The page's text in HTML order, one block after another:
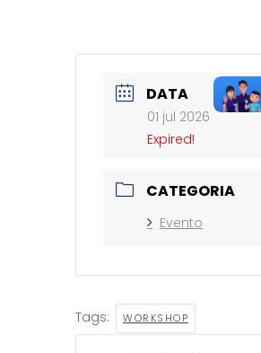
DATA
01 jul 2026
Expired!
CATEGORIA
Evento
Tags: WORKSHOP